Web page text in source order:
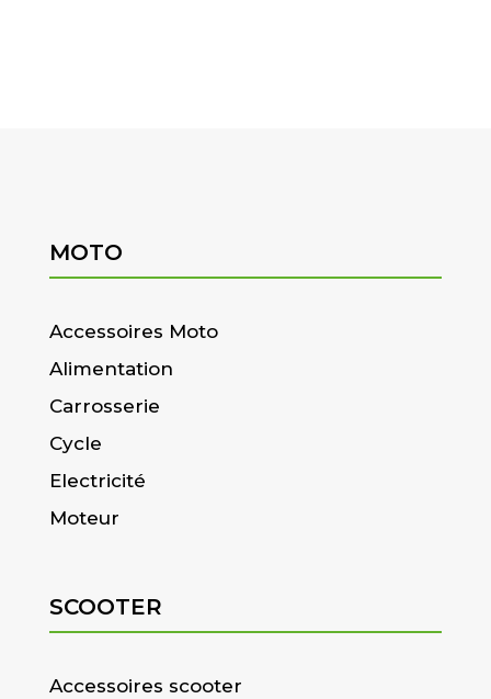
MOTO
Accessoires Moto
Alimentation
Carrosserie
Cycle
Electricité
Moteur
SCOOTER
Accessoires scooter